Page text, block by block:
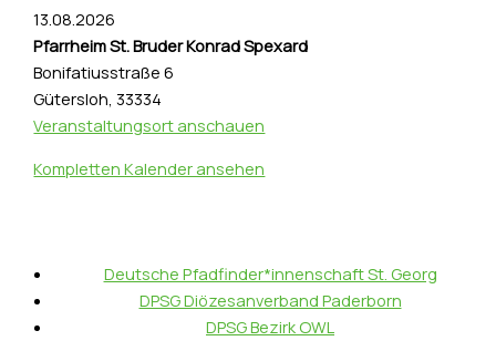
13.08.2026
Pfarrheim St. Bruder Konrad Spexard
Bonifatiusstraße 6
Gütersloh,33334
Veranstaltungsort anschauen
Kompletten Kalender ansehen
Deutsche Pfadfinder*innenschaft St. Georg
DPSG Diözesanverband Paderborn
DPSG Bezirk OWL